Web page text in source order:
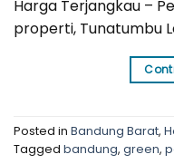
Harga Terjangkau –
properti, Tunatumbu
Posted in Bandung Barat,
Tagged bandung, green,